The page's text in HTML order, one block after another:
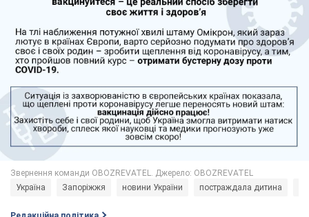
Україна Запоріжжя новини України постраждала дитина